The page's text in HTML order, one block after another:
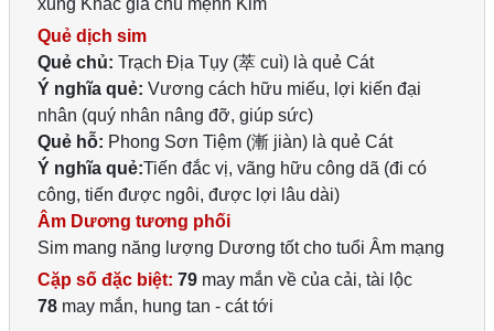
xung Khắc gia chủ mệnh Kim
Quẻ dịch sim
Quẻ chủ: Trạch Địa Tụy (萃 cuì) là quẻ Cát
Ý nghĩa quẻ: Vương cách hữu miếu, lợi kiến đại
nhân (quý nhân nâng đỡ, giúp sức)
Quẻ hỗ: Phong Sơn Tiệm (漸 jiàn) là quẻ Cát
Ý nghĩa quẻ:Tiến đắc vị, vãng hữu công dã (đi có
công, tiến được ngôi, được lợi lâu dài)
Âm Dương tương phối
Sim mang năng lượng Dương tốt cho tuổi Âm mạng
Cặp số đặc biệt: 79 may mắn về của cải, tài lộc
78 may mắn, hung tan - cát tới